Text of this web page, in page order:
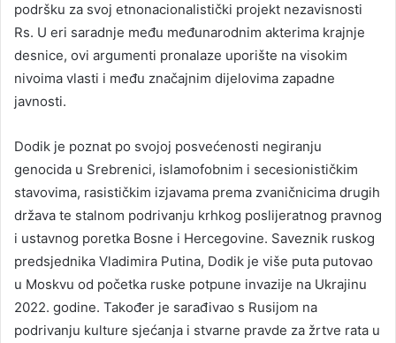
podršku za svoj etnonacionalistički projekt nezavisnosti
Rs. U eri saradnje među međunarodnim akterima krajnje
desnice, ovi argumenti pronalaze uporište na visokim
nivoima vlasti i među značajnim dijelovima zapadne
javnosti.
Dodik je poznat po svojoj posvećenosti negiranju
genocida u Srebrenici, islamofobnim i secesionističkim
stavovima, rasističkim izjavama prema zvaničnicima drugih
država te stalnom podrivanju krhkog poslijeratnog pravnog
i ustavnog poretka Bosne i Hercegovine. Saveznik ruskog
predsjednika Vladimira Putina, Dodik je više puta putovao
u Moskvu od početka ruske potpune invazije na Ukrajinu
2022. godine. Također je sarađivao s Rusijom na
podrivanju kulture sjećanja i stvarne pravde za žrtve rata u